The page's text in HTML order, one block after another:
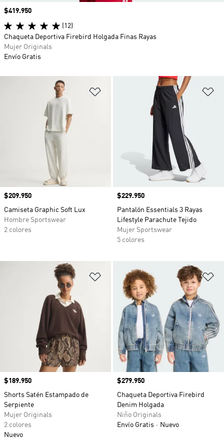
Añadir a la lista de deseos
Precio
$209.950
Camiseta Graphic Soft Lux
Hombre Sportswear
2 colores
Precio
$229.950
Pantalón Essentials 3 Rayas
Lifestyle Parachute Tejido
Mujer Sportswear
5 colores
Añadir a la lista de deseos
Precio
$189.950
Shorts Satén Estampado de
Serpiente
Mujer Originals
2 colores
Nuevo
Precio
$279.950
Chaqueta Deportiva Firebird
Denim Holgada
Niño Originals
Envío Gratis
Nuevo
Precio
$419.950
(12)
Chaqueta Deportiva Firebird Holgada Finas Rayas
Mujer Originals
Envío Gratis